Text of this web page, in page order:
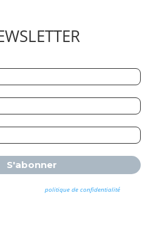
politique de confidentialitépour
plus d’informations.